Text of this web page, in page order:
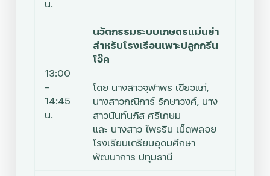
น.
13:00
–
14:45
น.
นวัตกรรมระบบเกษตรแม่นยำ
สำหรับโรงเรือนเพาะปลูกกรีน
โอ๊ค
โดย นางสาวจุฬาพร เขียวแก่,
นางสาวกณิการ์ รักษาวงศ์, นาง
สาวนันท์นภัส ศรีเกษม
และ นางสาว ไพรริน เม็ดพลอย
โรงเรียนเตรียมอุดมศึกษา
พัฒนาการ ปทุมธานี